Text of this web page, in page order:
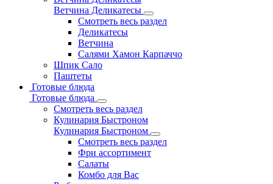
Ветчина Деликатесы
Смотреть весь раздел
Деликатесы
Ветчина
Салями Хамон Карпаччо
Шпик Сало
Паштеты
Готовые блюда
Готовые блюда
Смотреть весь раздел
Кулинария Быстроном
Кулинария Быстроном
Смотреть весь раздел
Фри ассортимент
Салаты
Комбо для Вас